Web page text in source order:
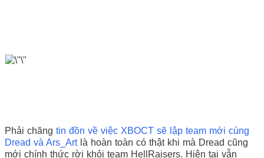
Phải chăng tin đồn về việc XBOCT sẽ lập team mới cùng
Dread và Ars_Artlà hoàn toàn có thật khi mà Dread cũng
mới chính thức rời khỏi team HellRaisers. Hiện tại vẫn